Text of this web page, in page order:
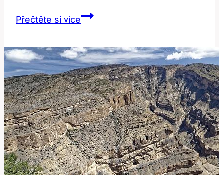
Přečtěte si víceIl:
a
Používat
Tento
Zkrácený
Výraz?